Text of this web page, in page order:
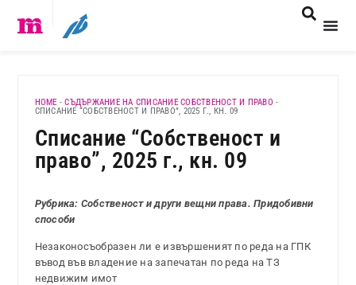
HOME -СЪДЪРЖАНИЕ НА СПИСАНИЕ СОБСТВЕНОСТ И ПРАВО -
СПИСАНИЕ “СОБСТВЕНОСТ И ПРАВО”, 2025 Г., КН. 09
Списание “Собственост и
право”, 2025 г., кн. 09
Рубрика: Собственост и други вещни права. Придобивни
способи
Незаконосъобразен ли е извършеният по реда на ГПК
въвод във владение на запечатан по реда на ТЗ
недвижим имот